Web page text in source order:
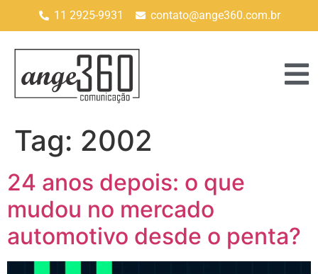
11 2925-9931 contato@ange360.com.br
Tag: 2002
24 anos depois: o que
mudou no mercado
automotivo desde o penta?